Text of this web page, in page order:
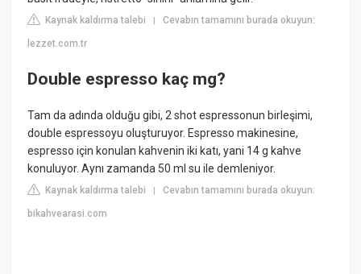
Kaynak kaldırma talebi |Cevabın tamamını burada okuyun:
lezzet.com.tr
Double espresso kaç mg?
Tam da adında olduğu gibi, 2 shot espressonun birleşimi,
double espressoyu oluşturuyor. Espresso makinesine,
espresso için konulan kahvenin iki katı, yani 14 g kahve
konuluyor. Aynı zamanda 50 ml su ile demleniyor.
Kaynak kaldırma talebi |Cevabın tamamını burada okuyun:
bikahvearasi.com